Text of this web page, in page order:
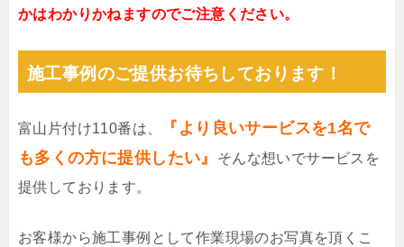
かはわかりかねますのでご注意ください。
施工事例のご提供お待ちしております！
富山片付け110番は、
『より良いサービスを1名で
も多くの方に提供したい』
そんな想いでサービスを
提供しております。
お客様から施工事例として作業現場のお写真を頂くこ